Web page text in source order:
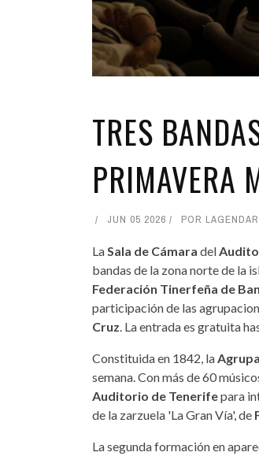
TRES
PRIMAVERA
JUN 05 2026 POR
La Sala de Cámara del
bandas de la zona norte de la
Federación Tinerfeña de
participación de las
Cruz . La entrada es gratuita
Constituida en 1842, la
semana. Con más de 60
Auditorio de Tenerifepara
de la zarzuela 'La Gran Vía', de
La segunda formación en